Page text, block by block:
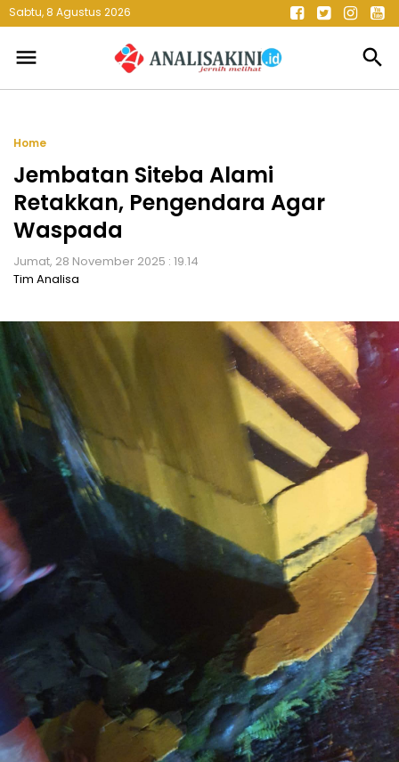
Sabtu, 8 Agustus 2026
menu search
Home
Jembatan Siteba Alami
Retakkan, Pengendara Agar
Waspada
Jumat, 28 November 2025 : 19.14
Tim Analisa